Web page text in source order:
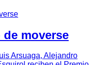
de moverse